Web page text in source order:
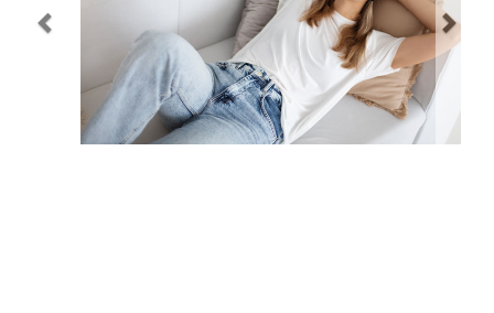
Navidad 🎄 Invierno
Tecnología